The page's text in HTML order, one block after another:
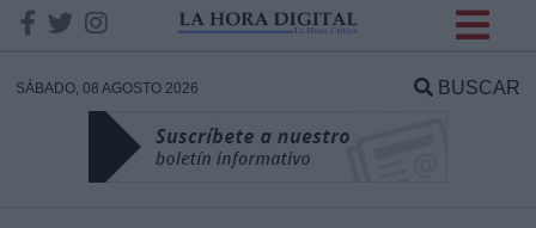
SÁBADO, 08 AGOSTO 2026 BUSCAR
DATOS
Responsable: